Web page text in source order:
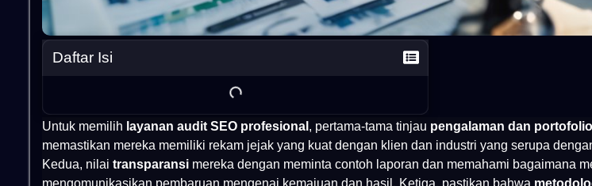
Daftar Isi
Untuk memilih layanan audit SEO profesional , pertama-tama tinjau pengalaman dan
memastikan mereka memiliki rekam jejak yang kuat dengan klien dan industri yang serupa
Kedua, nilai transparansi mereka dengan meminta contoh laporan dan memahami bagaimana